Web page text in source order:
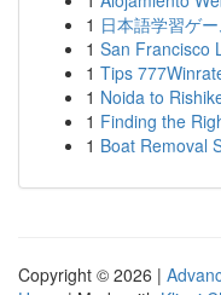
1 日本語学習ゲ
1 San Francisco
1 Tips
1 Noida to
1 Finding the
1 Boat Removal
Copyright © 2026 |